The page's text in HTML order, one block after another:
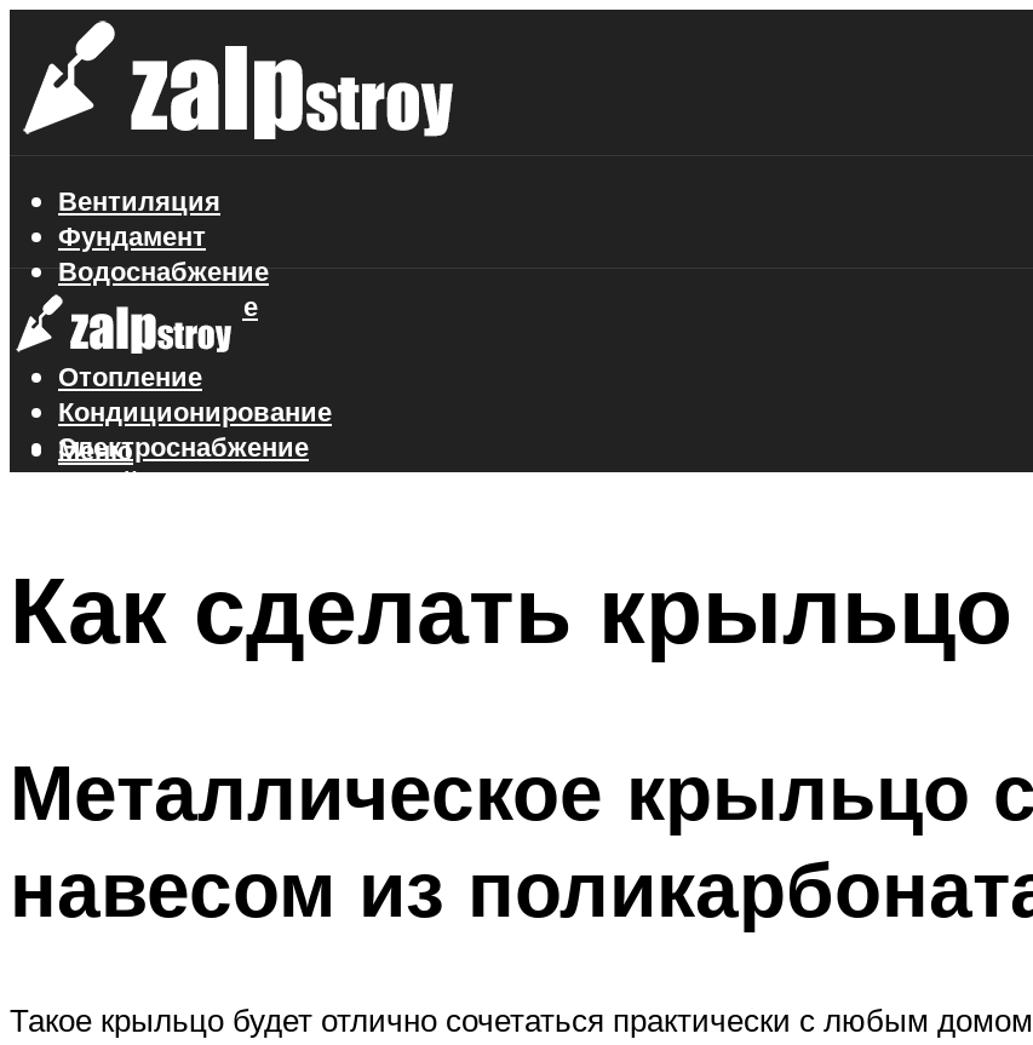
Вентиляция
Фундамент
Водоснабжение
Газоснабжение
Канализация
Отопление
Кондиционирование
Электроснабжение
Стройматериалы
Меню
Как сделать
Металлическое крыльцо
навесом из
Такое крыльцо будет отлично сочетаться практически с любым